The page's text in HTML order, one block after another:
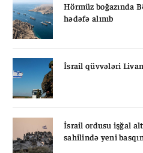
Hörmüz boğazında
hədəfə alınıb
İsrail qüvvələri
İsrail ordusu işğal
sahilində yeni